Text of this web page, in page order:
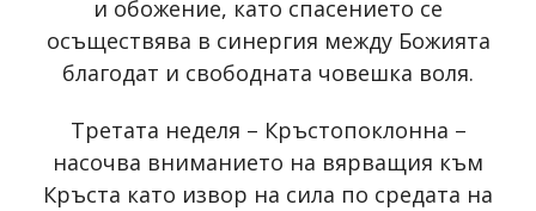
и обожение, като спасението се
осъществява в синергия между Божията
благодат и свободната човешка воля.
Третата неделя – Кръстопоклонна –
насочва вниманието на вярващия към
Кръста като извор на сила по средата на